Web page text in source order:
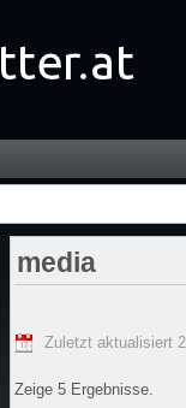
media
Zuletzt aktualisiert
Zeige 5 Ergebnisse.